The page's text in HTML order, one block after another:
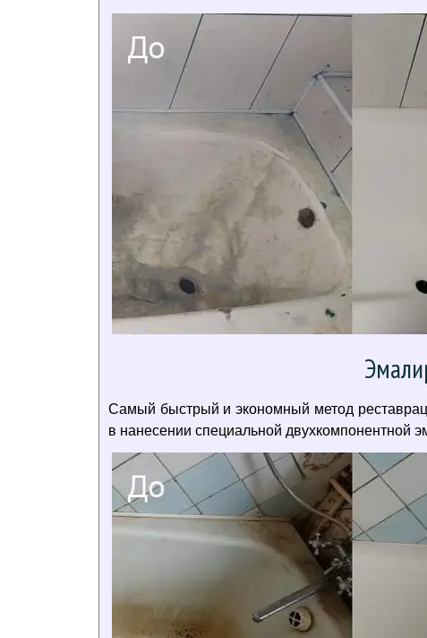
Самый быстрый и экономный метод
в нанесении специальной двухкомпонентной